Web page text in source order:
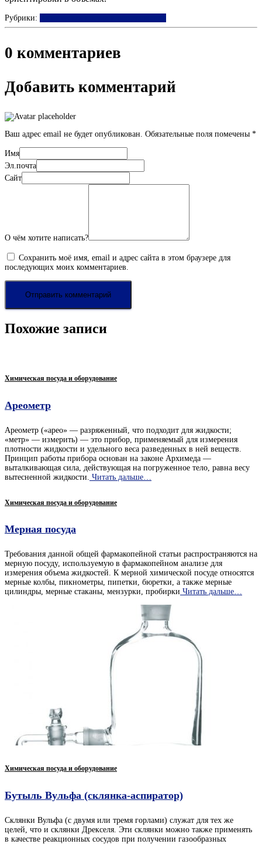
Рубрики:
0 комментариев
Добавить комментарий
Ваш адрес email не будет опубликован. Обязательные поля помечены *
Имя
Эл.почта
Сайт
О чём хотите написать?
Сохранить моё имя, email и адрес сайта в этом браузере для
последующих моих комментариев.
Похожие записи
Химическая посуда и оборудование
Ареометр
Ареометр («арео» — разряженный, что подходит для жидкости;
«метр» — измерить) — это прибор, применяемый для измерения
плотности жидкости и удельного веса разведенных в ней веществ.
Принцип работы прибора основан на законе Архимеда —
выталкивающая сила, действующая на погруженное тело, равна весу
вытесненной жидкости. Читать дальше…
Химическая посуда и оборудование
Мерная посуда
Требования данной общей фармакопейной статьи распространяются на
мерную посуду, используемую в фармакопейном анализе для
измерения объема жидкостей. К мерной химической посуде относятся
мерные колбы, пикнометры, пипетки, бюретки, а также мерные
цилиндры, мерные стаканы, мензурки, пробирки Читать дальше…
Химическая посуда и оборудование
Бутыль Вульфа (склянка-аспиратор)
Склянки Вульфа (с двумя или тремя горлами) служат для тех же
целей, что и склянки Дрекселя. Эти склянки можно также применять
в качестве реакционных сосудов при получении газообразных